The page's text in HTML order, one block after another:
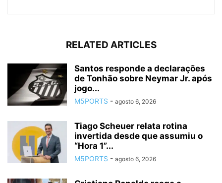
RELATED ARTICLES
Santos responde a declarações
de Tonhão sobre Neymar Jr. após
jogo...
M5PORTS - agosto 6, 2026
Tiago Scheuer relata rotina
invertida desde que assumiu o
“Hora 1”...
M5PORTS - agosto 6, 2026